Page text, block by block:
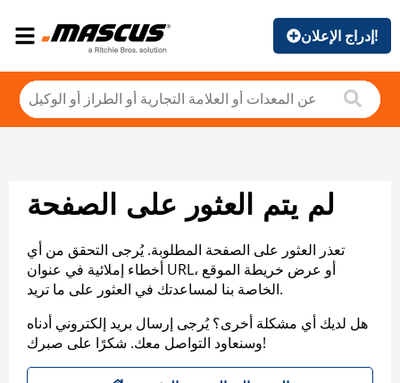
إدراج الإعلان!
لم يتم العثور على الصفحة
تعذر العثور على الصفحة المطلوبة. يُرجى التحقق من أي
أخطاء إملائية في عنوان URL، أو عرض خريطة الموقع
الخاصة بنا لمساعدتك في العثور على ما تريد.
هل لديك أي مشكلة أخرى؟ يُرجى إرسال بريد إلكتروني أدناه
وسنعاود التواصل معك. شكرًا على صبرك!